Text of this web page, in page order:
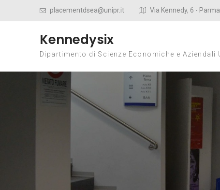
Skip to contentplacementdsea@unipr.it Via Kennedy, 6 - Parma
Kennedysix
Dipartimento di Scienze Economiche e Aziendali